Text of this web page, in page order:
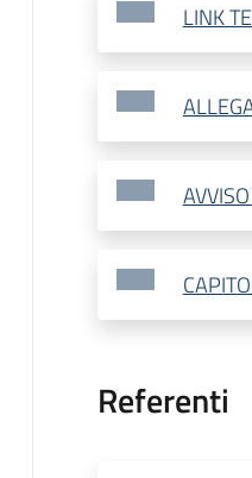
LINK
Referenti